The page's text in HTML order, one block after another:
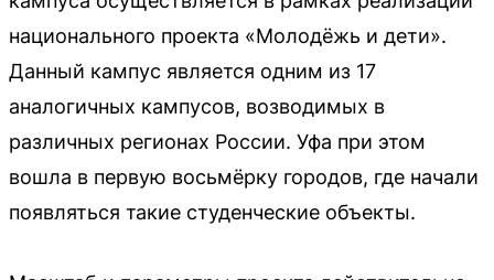
национального проекта «Молодёжь и дети».
Данный кампус является одним из 17
аналогичных кампусов, возводимых в
различных регионах России. Уфа при этом
вошла в первую восьмёрку городов, где начали
появляться такие студенческие объекты.